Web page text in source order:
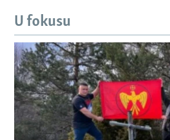
U fokusu